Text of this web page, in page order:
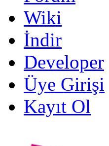
Wiki
İndir
Developer
Üye Girişi
Kayıt Ol